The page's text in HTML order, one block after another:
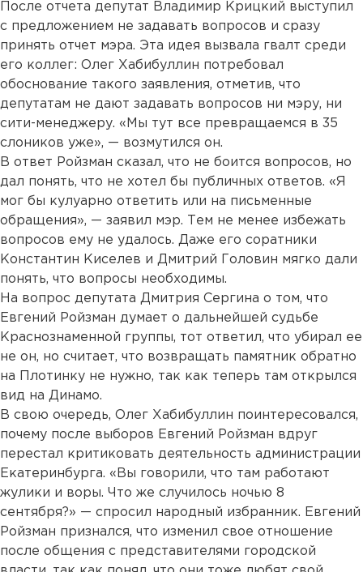
После отчета депутат Владимир Крицкий выступил
с предложением не задавать вопросов и сразу
принять отчет мэра. Эта идея вызвала гвалт среди
его коллег: Олег Хабибуллин потребовал
обоснование такого заявления, отметив, что
депутатам не дают задавать вопросов ни мэру, ни
сити-менеджеру. «Мы тут все превращаемся в 35
слоников уже», — возмутился он.
В ответ Ройзман сказал, что не боится вопросов, но
дал понять, что не хотел бы публичных ответов. «Я
мог бы кулуарно ответить или на письменные
обращения», — заявил мэр. Тем не менее избежать
вопросов ему не удалось. Даже его соратники
Константин Киселев и Дмитрий Головин мягко дали
понять, что вопросы необходимы.
На вопрос депутата Дмитрия Сергина о том, что
Евгений Ройзман думает о дальнейшей судьбе
Краснознаменной группы, тот ответил, что убирал ее
не он, но считает, что возвращать памятник обратно
на Плотинку не нужно, так как теперь там открылся
вид на Динамо.
В свою очередь, Олег Хабибуллин поинтересовался,
почему после выборов Евгений Ройзман вдруг
перестал критиковать деятельность администрации
Екатеринбурга. «Вы говорили, что там работают
жулики и воры. Что же случилось ночью 8
сентября?» — спросил народный избранник. Евгений
Ройзман признался, что изменил свое отношение
после общения с представителями городской